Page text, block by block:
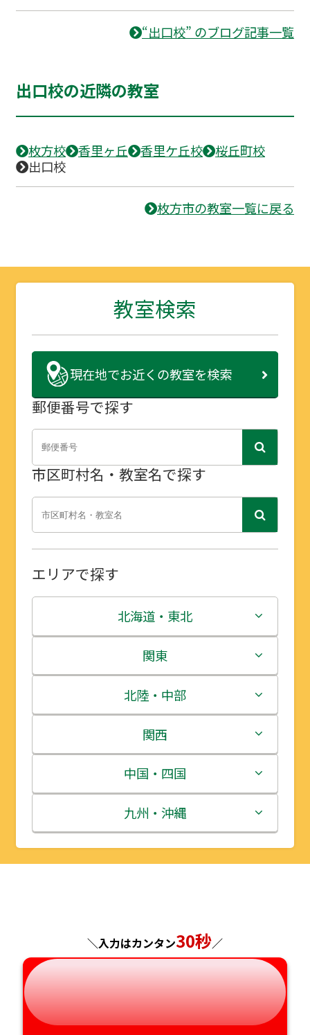
“出口校” のブログ記事一覧
出口校の近隣の教室
枚方校 香里ヶ丘 香里ケ丘校
桜丘町校
出口校
枚方市の教室一覧に戻る
教室検索
現在地でお近くの教室を検索
郵便番号で探す
市区町村名・教室名で探す
エリアで探す
北海道・東北
北海道
青森県
岩手県
宮城県
秋田県
山形県
関東
茨城県
栃木県
群馬県
埼玉県
千葉県
北陸・中部
新潟県
富山県
石川県
福井県
岐阜県
静岡県
関西
三重県
滋賀県
京都府
奈良県
和歌山県
中国・四国
鳥取県
島根県
山口県
徳島県
九州・沖縄
福岡県
大分県
＼入力はカンタン30秒／